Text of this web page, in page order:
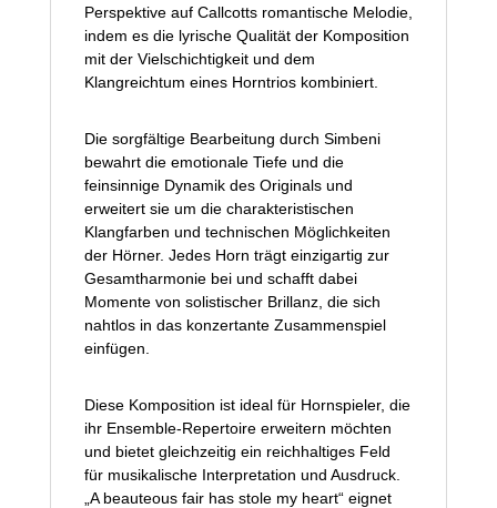
Perspektive auf Callcotts romantische Melodie,
indem es die lyrische Qualität der Komposition
mit der Vielschichtigkeit und dem
Klangreichtum eines Horntrios kombiniert.
Die sorgfältige Bearbeitung durch Simbeni
bewahrt die emotionale Tiefe und die
feinsinnige Dynamik des Originals und
erweitert sie um die charakteristischen
Klangfarben und technischen Möglichkeiten
der Hörner. Jedes Horn trägt einzigartig zur
Gesamtharmonie bei und schafft dabei
Momente von solistischer Brillanz, die sich
nahtlos in das konzertante Zusammenspiel
einfügen.
Diese Komposition ist ideal für Hornspieler, die
ihr Ensemble-Repertoire erweitern möchten
und bietet gleichzeitig ein reichhaltiges Feld
für musikalische Interpretation und Ausdruck.
„A beauteous fair has stole my heart“ eignet